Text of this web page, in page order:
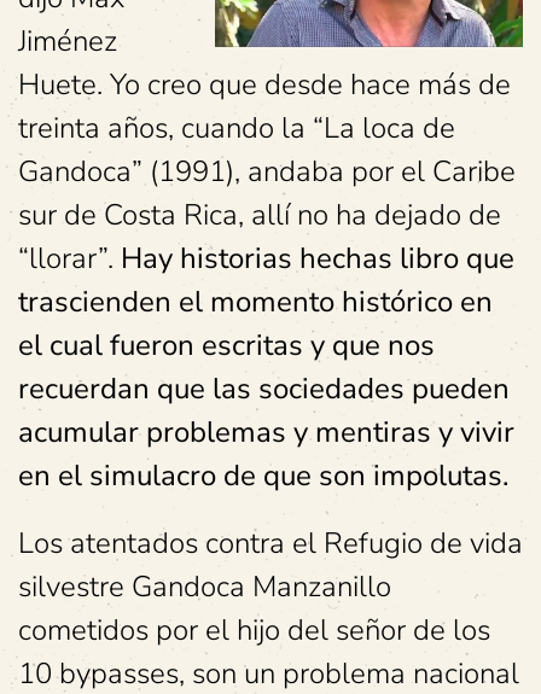
Jiménez
Huete. Yo creo que desde hace más de
treinta años, cuando la “La loca de
Gandoca” (1991), andaba por el Caribe
sur de Costa Rica, allí no ha dejado de
“llorar”. Hay historias hechas libro que
trascienden el momento histórico en
el cual fueron escritas y que nos
recuerdan que las sociedades pueden
acumular problemas y mentiras y vivir
en el simulacro de que son impolutas.
Los atentados contra el Refugio de vida
silvestre Gandoca Manzanillo
cometidos por el hijo del señor de los
10 bypasses, son un problema nacional